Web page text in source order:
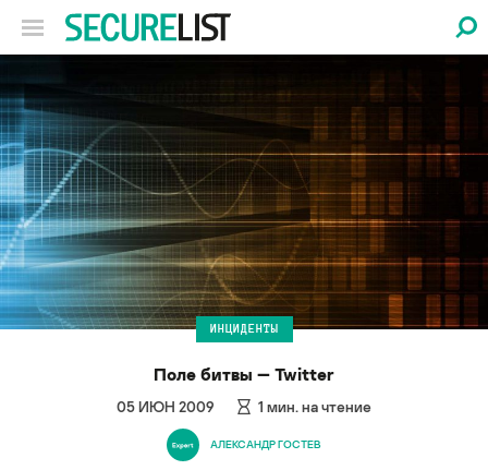
ИНЦИДЕНТЫ
Поле битвы — Twitter
05 ИЮН 2009 1 мин. на чтение
АЛЕКСАНДР ГОСТЕВ